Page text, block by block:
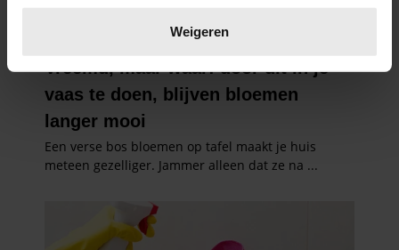
verwerkt en stel uw voorkeuren in het
intrekken in de Cookieverklaring.
We gebruiken cookies om content en advertenties te
personaliseren, om functies voor social media te bieden
en om ons websiteverkeer te analyseren. Ook delen we
informatie over uw gebruik van onze site met onze
partners kunnen deze gegevens combineren met andere
informatie die u aan ze heeft verstrekt of die ze hebben
Weigeren